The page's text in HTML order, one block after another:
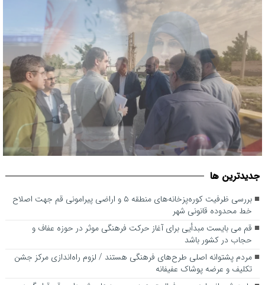
حجاب در کشور باشد
جديدترين ها
بررسی ظرفیت کوره‌پزخانه‌های منطقه ۵ و اراضی پیرامونی قم جهت اصلاح
خط محدوده قانونی شهر
قم می بایست مبدأیی برای آغاز حرکت فرهنگی موثر در حوزه عفاف و
حجاب در کشور باشد
مردم پشتوانه اصلی طرح‌های فرهنگی هستند / لزوم راه‌اندازی مرکز جشن
تکلیف و عرضه پوشاک عفیفانه